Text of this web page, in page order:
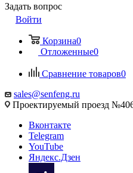
Задать вопрос
Войти
Корзина0
Отложенные0
Сравнение товаров0
sales@senfeng.ru
Проектируемый проезд
Вконтакте
Telegram
YouTube
Яндекс.Дзен